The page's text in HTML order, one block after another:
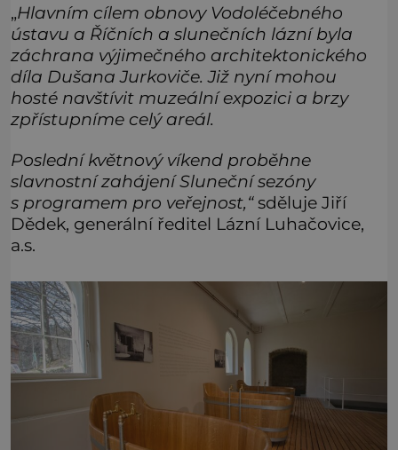
„Hlavním cílem obnovy Vodoléčebného
ústavu a Říčních a slunečních lázní byla
záchrana výjimečného architektonického
díla Dušana Jurkoviče. Již nyní mohou
hosté navštívit muzeální expozici a brzy
zpřístupníme celý areál.
Poslední květnový víkend proběhne
slavnostní zahájení Sluneční sezóny
s programem pro veřejnost,“sděluje Jiří
Dědek, generální ředitel Lázní Luhačovice,
a.s.